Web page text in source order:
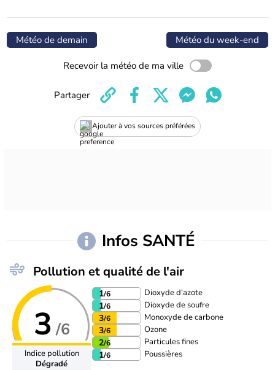
Météo de demain Météo du week-end
Recevoir la météo de ma ville
Ajouter à vos sources préférées
Partager
Infos SANTÉ
Pollution et qualité de l'air
3 /6
Indice pollution
Dégradé
1/6 Dioxyde d'azote
1/6 Dioxyde de soufre
3/6 Monoxyde de carbone
3/6 Ozone
2/6 Particules fines
1/6 Poussières